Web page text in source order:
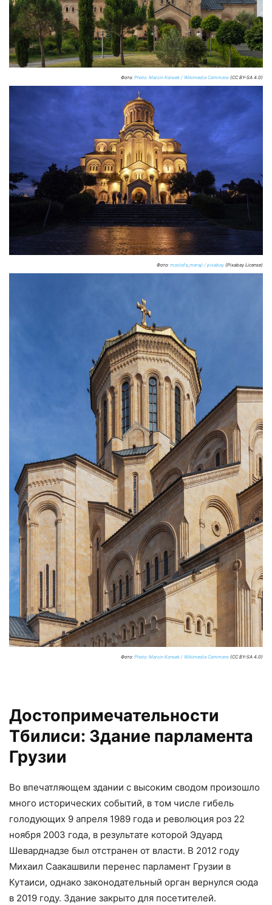
Фото: Photo: Marcin Konsek / Wikimedia Commons (CC BY-SA 4.0)
Фото: mostafa_meraji / pixabay (Pixabay License)
Фото: Photo: Marcin Konsek / Wikimedia Commons (CC BY-SA 4.0)
Достопримечательности
Тбилиси: Здание парламента
Грузии
Во впечатляющем здании с высоким сводом произошло
много исторических событий, в том числе гибель
голодующих 9 апреля 1989 года и революция роз 22
ноября 2003 года, в результате которой Эдуард
Шеварднадзе был отстранен от власти. В 2012 году
Михаил Саакашвили перенес парламент Грузии в
Кутаиси, однако законодательный орган вернулся сюда
в 2019 году. Здание закрыто для посетителей.